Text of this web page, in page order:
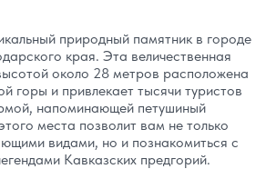
природный памятник в городе
края. Эта величественная
около 28 метров расположена
горы и привлекает тысячи туристов
напоминающей петушиный
места позволит вам не только
видами, но и познакомиться с
Кавказских предгорий.